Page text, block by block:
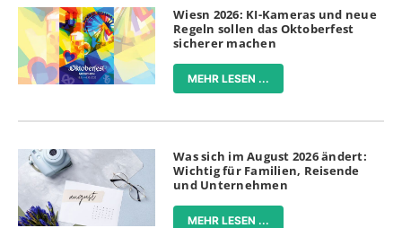
Wiesn 2026: KI-Kameras und neue
Regeln sollen das Oktoberfest
sicherer machen
MEHR LESEN ...
Was sich im August 2026 ändert:
Wichtig für Familien, Reisende
und Unternehmen
MEHR LESEN ...